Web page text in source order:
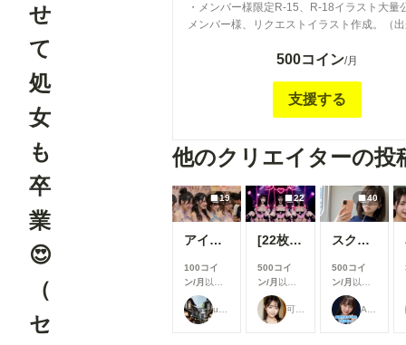
せ
て
処
女
も
卒
業
😍
（
セ
・メンバー様限定R-15、R-18イラスト大量
メンバー様、リクエストイラスト作成。（
感性が静かに揺れる場所。 やわらかく、甘く、そし
て少し艶やかに── 言葉にできない“トキメ
に、ほんのひとさじの“トキメキ”と癒しを添
すように。 どうぞごゆっくり、心のままに
500コイン/月
支援する
他のクリエイターの投
19
アイドル2
100コイ
ン/月 以上
支援すると
見ることが
できます
user_Osk
22
[22枚]裏ライブでは生で中出しOK&精液を糸を引いて垂れ流す激カワ激エロアイドル🍼💕
500コイ
ン/月 以上
支援すると
見ることが
できます
可愛い女の子のAIグラビア写真集
40
スク水痴女と電車ファック🚃
500コイ
ン/月 以上
支援すると
見ることが
できます
ARTIFICIAL-GIRLS